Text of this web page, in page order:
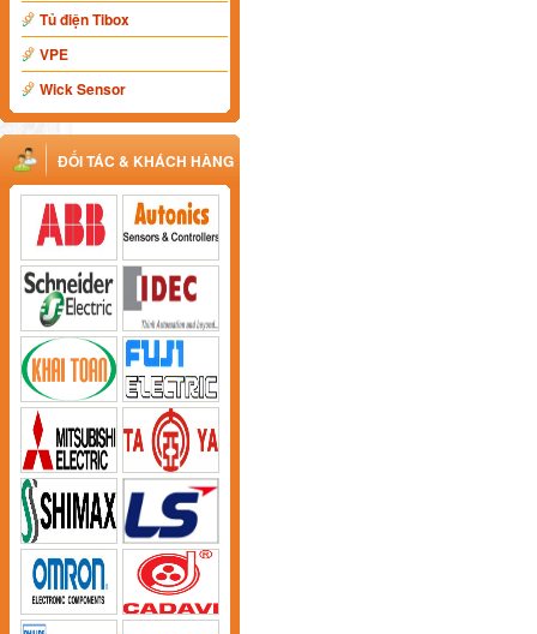
Tủ điện Tibox
VPE
Wick Sensor
ĐỐI TÁC & KHÁCH HÀNG